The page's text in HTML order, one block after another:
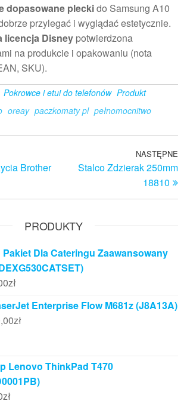
dopasowane pleckido Samsung A10
przylegać i wyglądać estetycznie.
licencja Disney potwierdzona
na produkcie i opakowaniu (nota
SKU).
Pokrowce i etui do telefonów Produkt
oreay paczkomaty pl pełnomocnitwo
Brother
NASTĘPNE
Stalco Zdzierak 250mm
18810
PRODUKTY
Pakiet Dla Cateringu Zaawansowany
zł
Enterprise Flow M681z (J8A13A)
zł
Lenovo ThinkPad T470
zł